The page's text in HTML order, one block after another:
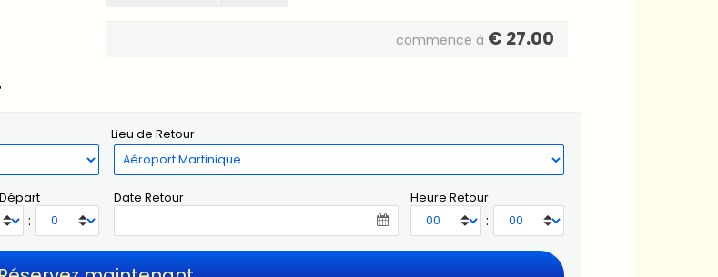
commence à € 27.00
Lieu de Retour
:
Date Retour Heure Retour
: